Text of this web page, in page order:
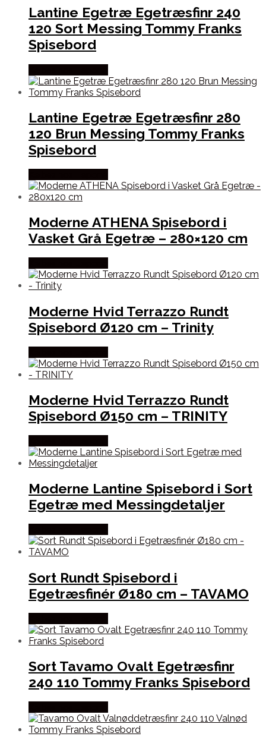
Lantine Egetræ Egetræsfinr 240
120 Sort Messing Tommy Franks
Spisebord
Lantine Egetræ Egetræsfinr 280
120 Brun Messing Tommy Franks
Spisebord
Moderne ATHENA Spisebord i
Vasket Grå Egetræ – 280×120 cm
Moderne Hvid Terrazzo Rundt
Spisebord Ø120 cm – Trinity
Moderne Hvid Terrazzo Rundt
Spisebord Ø150 cm – TRINITY
Moderne Lantine Spisebord i Sort
Egetræ med Messingdetaljer
Sort Rundt Spisebord i
Egetræsfinér Ø180 cm – TAVAMO
Sort Tavamo Ovalt Egetræsfinr
240 110 Tommy Franks Spisebord